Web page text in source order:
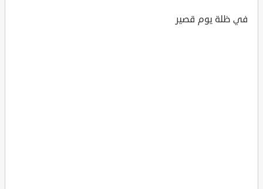
في ظلة يوم قصير